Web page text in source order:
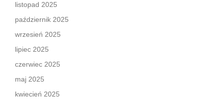
listopad 2025
październik 2025
wrzesień 2025
lipiec 2025
czerwiec 2025
maj 2025
kwiecień 2025